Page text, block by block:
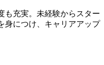
も充実。未経験からスター
身につけ、キャリアアップ